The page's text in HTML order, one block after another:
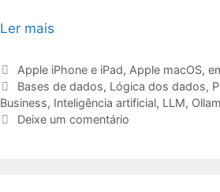
Ler mais
Categorias
Apple iPhone e iPad, Apple macOS,
Etiquetas
Bases de dados, Lógica dos dados,
Business, Inteligência artificial, LLM,
Deixe um comentário